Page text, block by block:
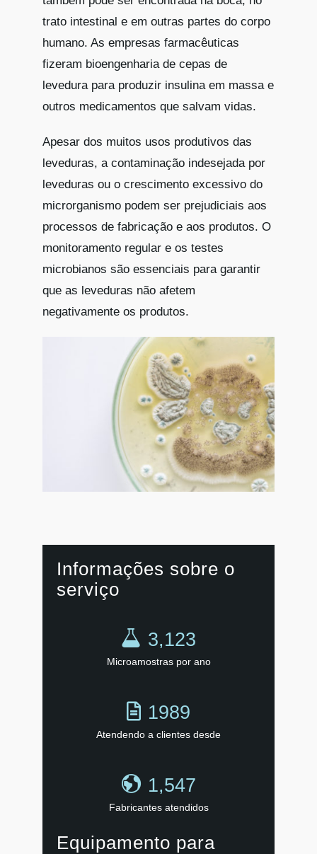
trato intestinal e em outras partes do corpo
humano. As empresas farmacêuticas
fizeram bioengenharia de cepas de
levedura para produzir insulina em massa e
outros medicamentos que salvam vidas.
Apesar dos muitos usos produtivos das
leveduras, a contaminação indesejada por
leveduras ou o crescimento excessivo do
microrganismo podem ser prejudiciais aos
processos de fabricação e aos produtos. O
monitoramento regular e os testes
microbianos são essenciais para garantir
que as leveduras não afetem
negativamente os produtos.
Informações sobre o
serviço
3,123
Microamostras por ano
1989
Atendendo a clientes desde
1,547
Fabricantes atendidos
Equipamento para